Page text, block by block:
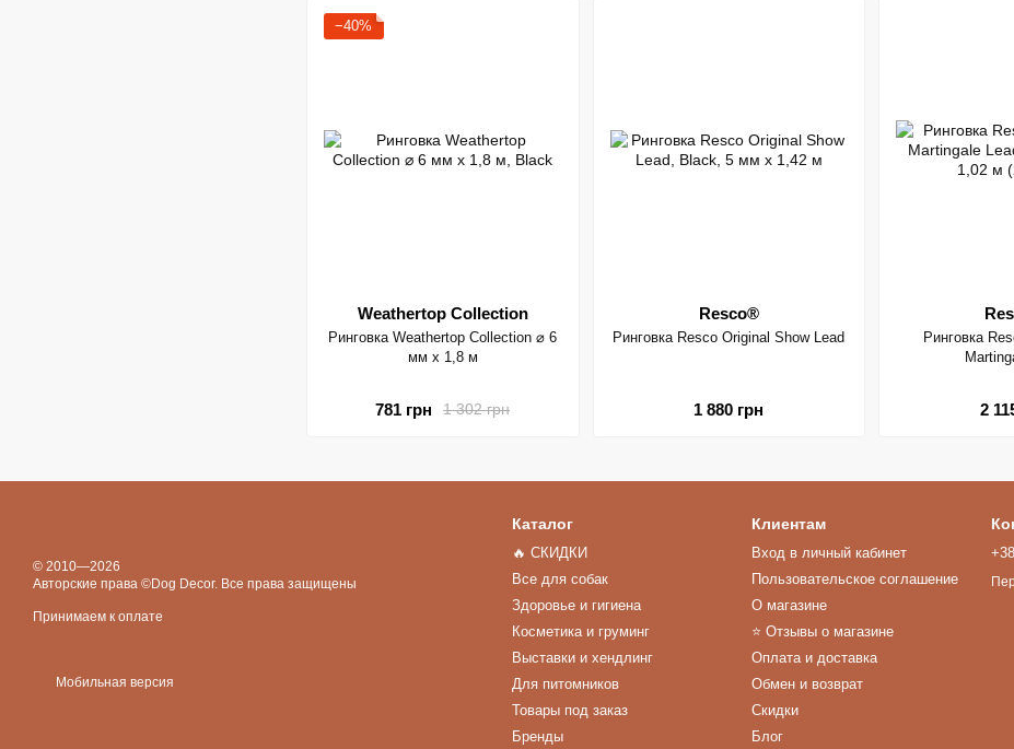
−40%
Weathertop Collection
Ринговка Weathertop Collection ⌀ 6
мм х 1,8 м
1 302 грн
781 грн
Resco®
Ринговка Resco Original Show Lead
1 880 грн
Ринговка
2
© 2010—2026
Авторские права ©Dog Decor. Все права защищены
Принимаем к оплате
Мобильная версия
Каталог
🔥 СКИДКИ
Все для собак
Здоровье и гигиена
Косметика и груминг
Выставки и хендлинг
Для питомников
Товары под заказ
Бренды
Клиентам
Вход в личный кабинет
Пользовательское соглашение
О магазине
⭐️ Отзывы о магазине
Оплата и доставка
Обмен и возврат
Скидки
Блог